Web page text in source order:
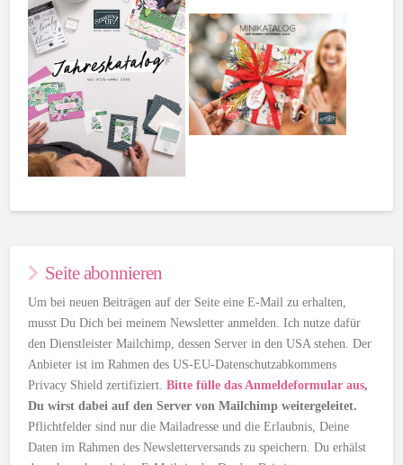
Seite abonnieren
Um bei neuen Beiträgen auf der Seite eine E-Mail zu erhalten,
musst Du Dich bei meinem Newsletter anmelden. Ich nutze dafür
den Dienstleister Mailchimp, dessen Server in den USA stehen. Der
Anbieter ist im Rahmen des US-EU-Datenschutzabkommens
Privacy Shield zertifiziert.Bitte fülle das Anmeldeformular aus,
Du wirst dabei auf den Server von Mailchimp weitergeleitet.
Pflichtfelder sind nur die Mailadresse und die Erlaubnis, Deine
Daten im Rahmen des Newsletterversands zu speichern. Du erhälst